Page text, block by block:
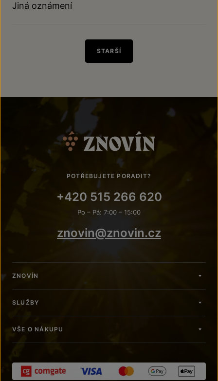
Jiná oznámení
STARŠÍ
POTŘEBUJETE PORADIT?
+420 515 266 620
Po – Pá: 7:00 – 15:00
znovin@znovin.cz
ZNOVÍN
SLUŽBY
VŠE O NÁKUPU